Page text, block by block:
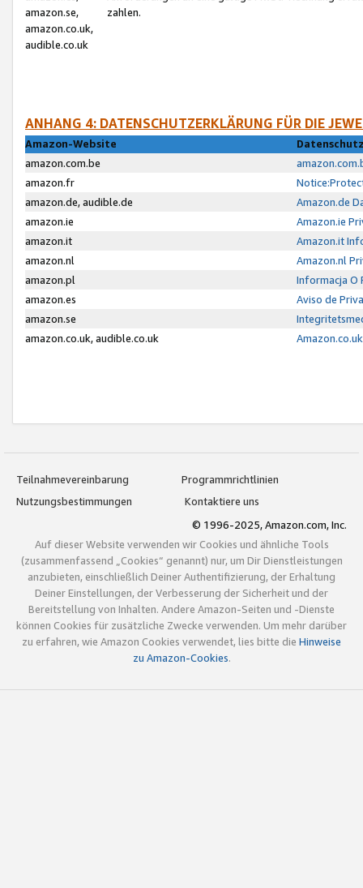
amazon.se,
amazon.co.uk,
audible.co.uk
zahlen.
ANHANG 4: DATENSCHUTZERKLÄRUNG FÜR DIE
Amazon-Website
amazon.com.be
amazon.fr
amazon.de, audible.de
Amazon.de
amazon.ie
Amazon.ie
amazon.it
Amazon.it
amazon.nl
Amazon.nl
amazon.pl
Informacja O
amazon.es
Aviso de
amazon.se
amazon.co.uk, audible.co.uk
Teilnahmevereinbarung
Programmrichtlinien
Nutzungsbestimmungen
Kontaktiere uns
© 1996-2025, Amazon.com, Inc.
Auf dieser Website verwenden wir Cookies und ähnliche Tools
(zusammenfassend „Cookies“ genannt) nur, um Dir Dienstleistungen
anzubieten, einschließlich Deiner Authentifizierung, der Erhaltung
Deiner Einstellungen, der Verbesserung der Sicherheit und der
Bereitstellung von Inhalten. Andere Amazon-Seiten und -Dienste
können Cookies für zusätzliche Zwecke verwenden. Um mehr darüber
zu erfahren, wie Amazon Cookies verwendet, lies bitte die Hinweise
zu Amazon-Cookies.